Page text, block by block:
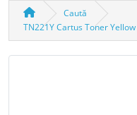
Caută
TN221Y Cartus Toner